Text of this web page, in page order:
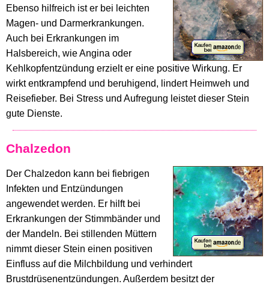
Ebenso hilfreich ist er bei leichten
Magen- und Darmerkrankungen.
Auch bei Erkrankungen im
Halsbereich, wie Angina oder
Kehlkopfentzündung erzielt er eine positive Wirkung. Er
wirkt entkrampfend und beruhigend, lindert Heimweh und
Reisefieber. Bei Stress und Aufregung leistet dieser Stein
gute Dienste.
Chalzedon
Der Chalzedon kann bei fiebrigen
Infekten und Entzündungen
angewendet werden. Er hilft bei
Erkrankungen der Stimmbänder und
der Mandeln. Bei stillenden Müttern
nimmt dieser Stein einen positiven
Einfluss auf die Milchbildung und verhindert
Brustdrüsenentzündungen. Außerdem besitzt der